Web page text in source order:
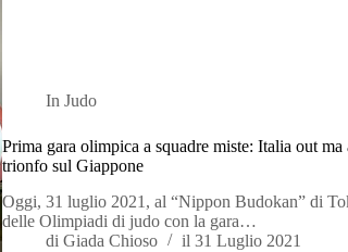
In Judo
Prima gara olimpica a squadre miste: Italia out ma
trionfo sul Giappone
Oggi, 31 luglio 2021, al “Nippon Budokan” di
delle Olimpiadi di judo con la gara…
di Giada Chioso il 31 Luglio 2021